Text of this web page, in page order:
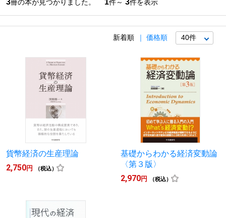
3冊の本が見つかりました。 1件～ 3件を表示
新着順 価格順
貨幣経済の生産理論
2,750円 （税込）
基礎からわかる経済変動論
〈第３版〉
2,970円 （税込）